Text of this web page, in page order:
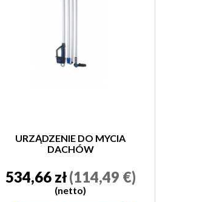
URZĄDZENIE DO MYCIA
DACHÓW
534,66 zł(114,49 €)
(netto)